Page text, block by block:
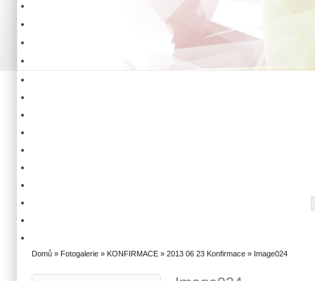
Domů » Fotogalerie » KONFIRMACE » 2013 06 23 Konfirmace » Image024